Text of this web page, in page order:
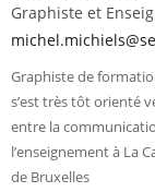
Graphiste et
Graphiste de
s’est très tôt orienté
entre la
l’enseignement à La
de Bruxelles